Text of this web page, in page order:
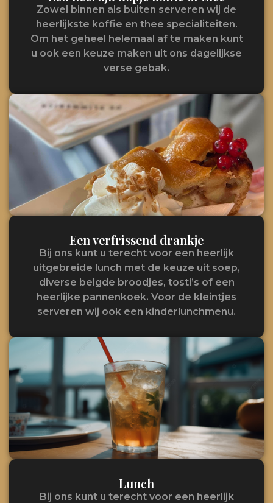
Zowel binnen als buiten serveren wij de
heerlijkste koffie en thee specialiteiten.
Om het geheel helemaal af te maken kunt
u ook een keuze maken uit ons dagelijkse
verse gebak.
Een verfrissend drankje
Bij ons kunt u terecht voor een heerlijk
uitgebreide lunch met de keuze uit soep,
diverse belgde broodjes, tosti’s of een
heerlijke pannenkoek. Voor de kleintjes
serveren wij ook een kinderlunchmenu.
Lunch
Bij ons kunt u terecht voor een heerlijk